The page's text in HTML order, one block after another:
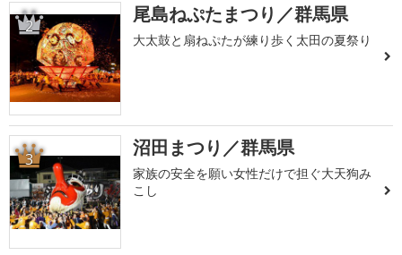
2 尾島ねぷたまつり／群馬県
大太鼓と扇ねぷたが練り歩く太田の夏祭り
3 沼田まつり／群馬県
家族の安全を願い女性だけで担ぐ大天狗み
こし